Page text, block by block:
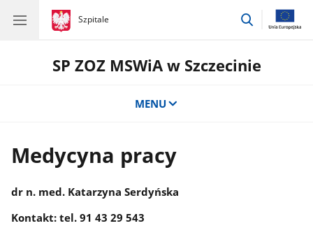
gov.pl
Szpitale
gov.pl
Szpitale
przejdź
SP ZOZ MSWiA w Szczecinie
MENU
Medycyna pracy
dr n. med. Katarzyna Serdyńska
Kontakt: tel. 91 43 29 543